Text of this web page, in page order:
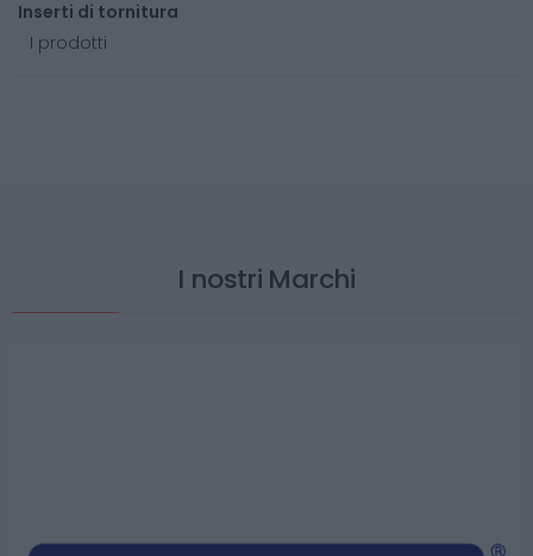
Inserti di tornitura
I prodotti
I nostri Marchi